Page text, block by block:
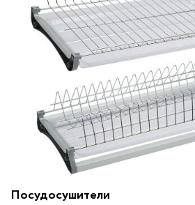
Посудосушители